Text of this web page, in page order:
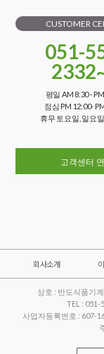
CUSTOMER
051-
평일 AM 8:30 -
점심 PM 12:00-
휴무 토요일, 일요
고객센터
회사소개
상호 : 반도식품기
TEL :
사업자등록번호 : 607-